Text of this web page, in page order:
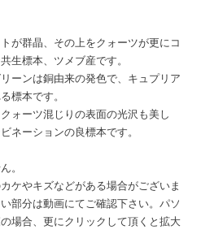
が群晶、その上をクォーツが更にコ
生標本、ツメブ産です。
ーンは銅由来の発色で、キュプリア
標本です。
ォーツ混じりの表面の光沢も美し
ネーションの良標本です。
。
ケやキズなどがある場合がございま
部分は動画にてご確認下さい。パソ
場合、更にクリックして頂くと拡大